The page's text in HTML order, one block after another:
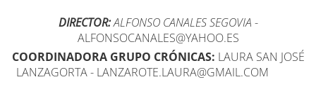
DIRECTOR:ALFONSO CANALES SEGOVIA -
ALFONSOCANALES@YAHOO.ES
COORDINADORA GRUPO CRÓNICAS: LAURA SAN JOSÉ
LANZAGORTA - LANZAROTE.LAURA@GMAIL.COM